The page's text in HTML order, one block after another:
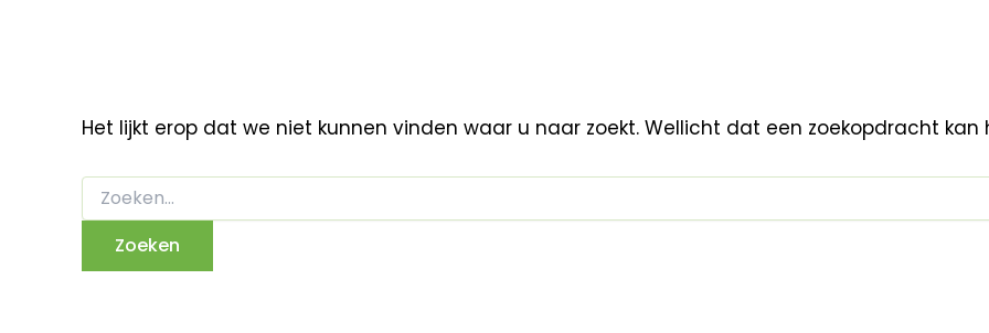
Het lijkt erop dat we niet kunnen vinden waar u naar zoekt. Wellicht dat een zoekopdracht kan